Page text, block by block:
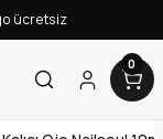
ücretsiz
0